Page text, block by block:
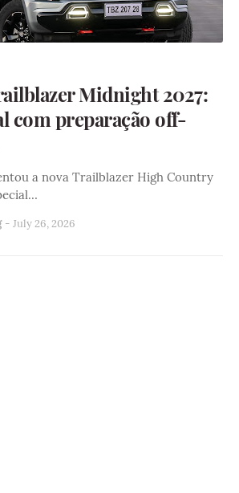
Midnight 2027:
com preparação off-
a nova Trailblazer High Country
- July 26, 2026